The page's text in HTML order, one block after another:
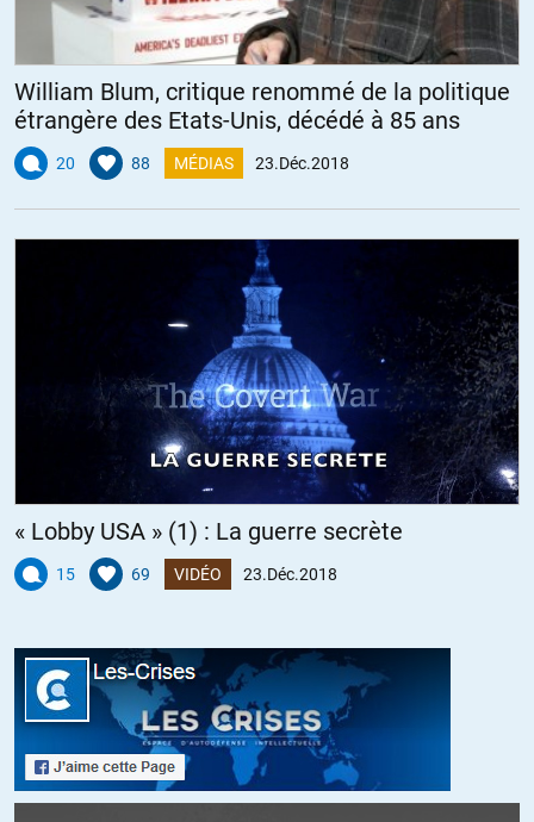
William Blum, critique renommé de la politique
étrangère des Etats-Unis, décédé à 85 ans
20 88 MÉDIAS 23.Déc.2018
« Lobby USA » (1) : La guerre secrète
15 69 VIDÉO 23.Déc.2018